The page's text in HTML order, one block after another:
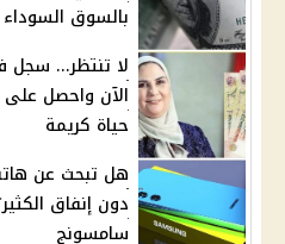
بالسوق
لا تنتظر... سجل
الآن واحصل
حياة كريمة
هل تبحث عن
دون إنفاق
سامسونج